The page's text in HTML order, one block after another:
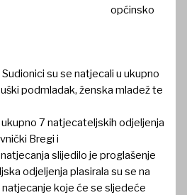
općinsko
su se natjecali u ukupno
podmladak, ženska mladež te
7 natjecateljskih odjeljenja
Bregi i
slijedilo je proglašenje
odjeljenja plasirala su se na
koje će se sljedeće